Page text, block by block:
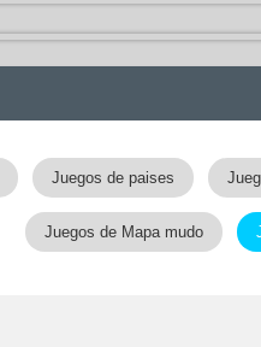
Juegos de paises
Juegos de Mapa mudo